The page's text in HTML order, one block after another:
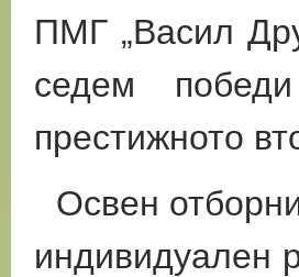
ПМГ „Васил
седем
престижното
Освен
индивидуален